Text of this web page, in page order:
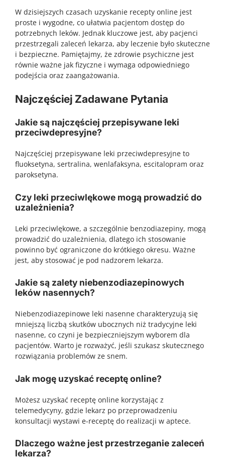
W dzisiejszych czasach uzyskanie recepty online jest
proste i wygodne, co ułatwia pacjentom dostęp do
potrzebnych leków. Jednak kluczowe jest, aby pacjenci
przestrzegali zaleceń lekarza, aby leczenie było skuteczne
i bezpieczne. Pamiętajmy, że zdrowie psychiczne jest
równie ważne jak fizyczne i wymaga odpowiedniego
podejścia oraz zaangażowania.
Najczęściej Zadawane Pytania
Jakie są najczęściej przepisywane leki
przeciwdepresyjne?
Najczęściej przepisywane leki przeciwdepresyjne to
fluoksetyna, sertralina, wenlafaksyna, escitalopram oraz
paroksetyna.
Czy leki przeciwlękowe mogą prowadzić do
uzależnienia?
Leki przeciwlękowe, a szczególnie benzodiazepiny, mogą
prowadzić do uzależnienia, dlatego ich stosowanie
powinno być ograniczone do krótkiego okresu. Ważne
jest, aby stosować je pod nadzorem lekarza.
Jakie są zalety niebenzodiazepinowych
leków nasennych?
Niebenzodiazepinowe leki nasenne charakteryzują się
mniejszą liczbą skutków ubocznych niż tradycyjne leki
nasenne, co czyni je bezpieczniejszym wyborem dla
pacjentów. Warto je rozważyć, jeśli szukasz skutecznego
rozwiązania problemów ze snem.
Jak mogę uzyskać receptę online?
Możesz uzyskać receptę online korzystając z
telemedycyny, gdzie lekarz po przeprowadzeniu
konsultacji wystawi e-receptę do realizacji w aptece.
Dlaczego ważne jest przestrzeganie zaleceń
lekarza?